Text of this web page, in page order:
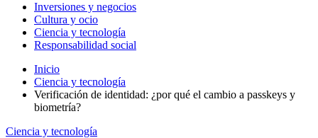
Inversiones y negocios
Cultura y ocio
Ciencia y tecnología
Responsabilidad social
Inicio
Ciencia y tecnología
Verificación de identidad: ¿por qué el cambio a passkeys y
biometría?
Ciencia y tecnología